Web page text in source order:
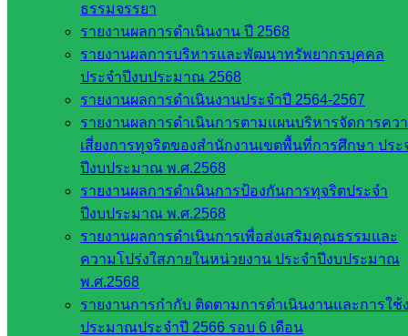
ธรรมจรรยา
รายงานผลการดำเนินงาน ปี 2568
รายงานผลการบริหารและพัฒนาทรัพยากรบุคคล
ประจำปีงบประมาณ 2568
รายงานผลการดำเนินงานประจำปี 2564-2567
รายงานผลการดำเนินการตามแผนบริหารจัดการคว
เสี่ยงการทุจริตของสำนักงานเขตพื้นที่การศึกษา ประ
ปีงบประมาณ พ.ศ.2568
รายงานผลการดำเนินการป้องกันการทุจริตประจำ
ปีงบประมาณ พ.ศ.2568
รายงานผลการดำเนินการเพื่อส่งเสริมคุณธรรมและ
ความโปร่งใสภายในหน่วยงาน ประจำปีงบประมาณ
พ.ศ.2568
รายงานการกำกับ ติดตามการดำเนินงานและการใช้
ประมาณประจำปี 2566 รอบ 6 เดือน
จังหวัด
สระแก้ว
องค์การ
บริหาร
ส่วน
จังหวัด
สระแก้ว
ศึกษาธิการ
จังหวัด
สระแก้ว
สำนักงาน
ส.ก.ส.ค.
จังหวัด
สระแก้ว